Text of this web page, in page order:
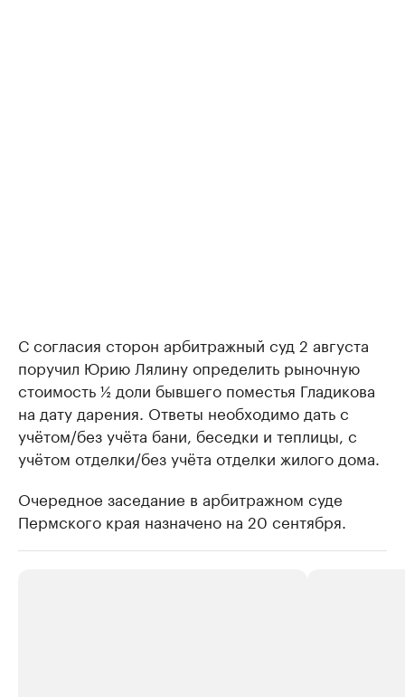
С согласия сторон арбитражный суд 2 августа
поручил Юрию Лялину определить рыночную
стоимость ½ доли бывшего поместья Гладикова
на дату дарения. Ответы необходимо дать с
учётом/без учёта бани, беседки и теплицы, с
учётом отделки/без учёта отделки жилого дома.
Очередное заседание в арбитражном суде
Пермского края назначено на 20 сентября.